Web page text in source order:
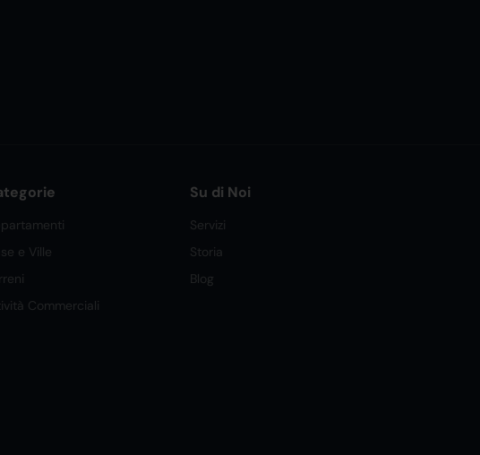
e Ville
Commerciali
Su di Noi
Servizi
Storia
Blog